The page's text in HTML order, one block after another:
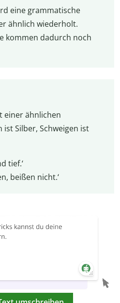
eine grammatische
ähnlich wiederholt.
kommen dadurch noch
einer ähnlichen
ist Silber, Schweigen ist
tief.‘
beißen nicht.‘